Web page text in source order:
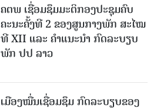
ຄຕພ ເຊື່ອມຊຶມມະຕິກອງປະຊຸມຄົບ
ຄະນະຄັ້ງທີ 2 ຂອງສູນກາງພັກ ສະໄໝ
ທີ XII ແລະ ຄໍາແນະນໍາ ກົດລະບຽບ
ພັກ ປປ ລາວ
ເມືອງ​ໝື່ນເຊື່ອມຊຶມ ກົດລະບຽບຂອງ